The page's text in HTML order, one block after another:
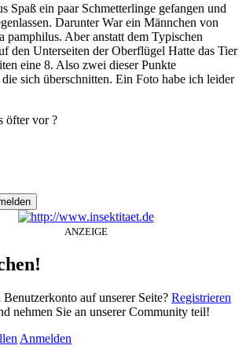
Spaß ein paar Schmetterlinge gefangen und
Darunter War ein Männchen von
pamphilus. Aber anstatt dem Typischen
den Unterseiten der Oberflügel Hatte das Tier
eine 8. Also zwei dieser Punkte
sich überschnitten. Ein Foto habe ich leider
öfter vor ?
ANZEIGE
auf unserer Seite? Registrieren
nehmen Sie an unserer Community teil!
Anmelden